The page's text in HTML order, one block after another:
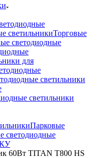
светильникиТорговые
светодиодные
для
светильники
светильники
Парковые
светодиодные
60Вт TITAN T800 HS